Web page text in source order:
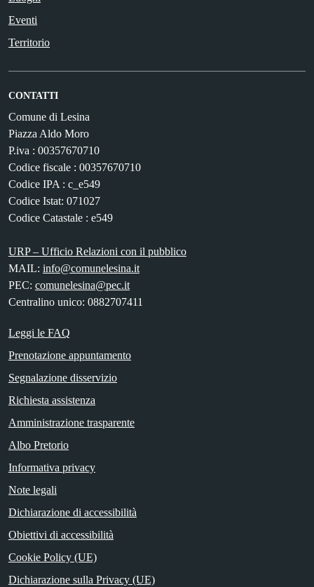
Eventi
Territorio
CONTATTI
Comune di Lesina
Piazza Aldo Moro
P.iva : 00357670710
Codice fiscale : 00357670710
Codice IPA : c_e549
Codice Istat: 071027
Codice Catastale : e549
URP – Ufficio Relazioni con il pubblico
MAIL: info@comunelesina.it
PEC: comunelesina@pec.it
Centralino unico: 0882707411
Leggi le FAQ
Prenotazione appuntamento
Segnalazione disservizio
Richiesta assistenza
Amministrazione trasparente
Albo Pretorio
Informativa privacy
Note legali
Dichiarazione di accessibilità
Obiettivi di accessibilità
Cookie Policy (UE)
Dichiarazione sulla Privacy (UE)